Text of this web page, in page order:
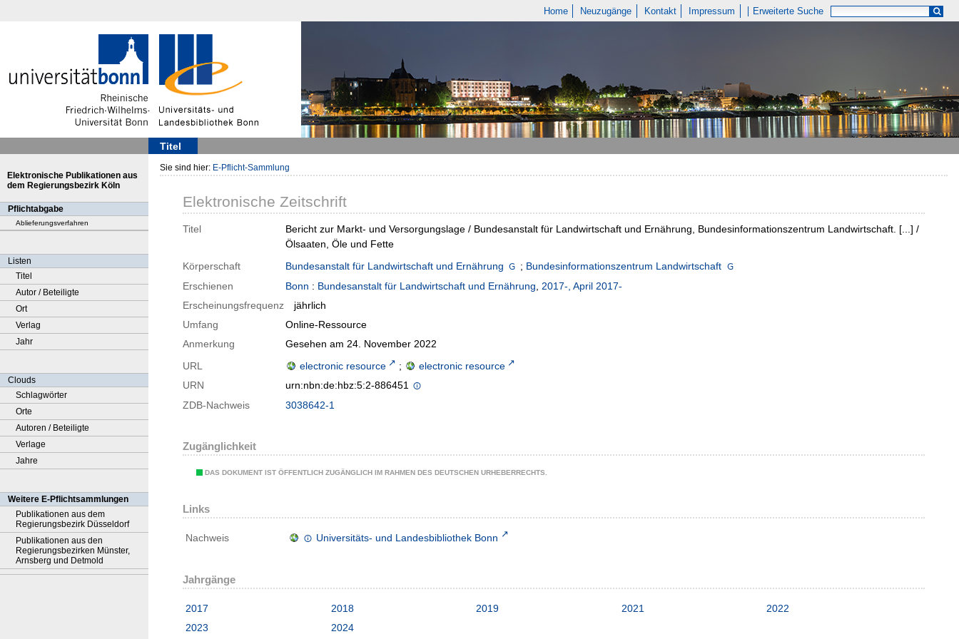
Home Neuzugänge Kontakt Impressum Erweiterte Suche
Titel
Elektronische Publikationen aus
dem Regierungsbezirk Köln
Pflichtabgabe
Ablieferungsverfahren
Listen
Titel
Autor / Beteiligte
Ort
Verlag
Jahr
Clouds
Schlagwörter
Orte
Autoren / Beteiligte
Verlage
Jahre
Weitere E-Pflichtsammlungen
Publikationen aus dem
Regierungsbezirk Düsseldorf
Publikationen aus den
Regierungsbezirken Münster,
Arnsberg und Detmold
Sie sind hier: E-Pflicht-Sammlung
Elektronische Zeitschrift
Titel
Bericht zur Markt- und Versorgungslage / Bundesanstalt für Landwirtschaft und Ernährung, Bundesinformationszentrum Landwirtschaft. [...] /
Ölsaaten, Öle und Fette
Körperschaft
Bundesanstalt für Landwirtschaft und Ernährung ; Bundesinformationszentrum Landwirtschaft
Erschienen
Bonn : Bundesanstalt für Landwirtschaft und Ernährung, 2017-, April 2017-
Erscheinungsfrequenz
jährlich
Umfang
Online-Ressource
Anmerkung
Gesehen am 24. November 2022
URL
electronic resource ;
electronic resource
URN
urn:nbn:de:hbz:5:2-886451
ZDB-Nachweis
3038642-1
Zugänglichkeit
DAS DOKUMENT IST ÖFFENTLICH ZUGÄNGLICH IM RAHMEN DES DEUTSCHEN URHEBERRECHTS.
Links
Nachweis Universitäts- und Landesbibliothek Bonn
Jahrgänge
2017 2018 2019 2021
2022
2023
2024